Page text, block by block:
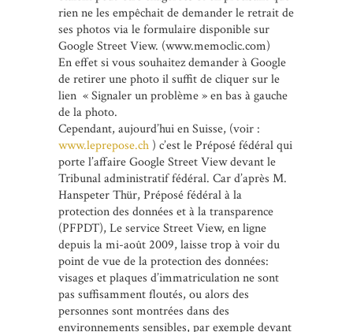
rien ne les empêchait de demander le retrait de
ses photos via le formulaire disponible sur
Google Street View. (www.memoclic.com)
En effet si vous souhaitez demander à Google
de retirer une photo il suffit de cliquer sur le
lien « Signaler un problème » en bas à gauche
de la photo.
Cependant, aujourd’hui en Suisse, (voir :
www.leprepose.ch) c’est le Préposé fédéral qui
porte l’affaire Google Street View devant le
Tribunal administratif fédéral. Car d’après M.
Hanspeter Thür, Préposé fédéral à la
protection des données et à la transparence
(PFPDT), Le service Street View, en ligne
depuis la mi-août 2009, laisse trop à voir du
point de vue de la protection des données:
visages et plaques d’immatriculation ne sont
pas suffisamment floutés, ou alors des
personnes sont montrées dans des
environnements sensibles, par exemple devant